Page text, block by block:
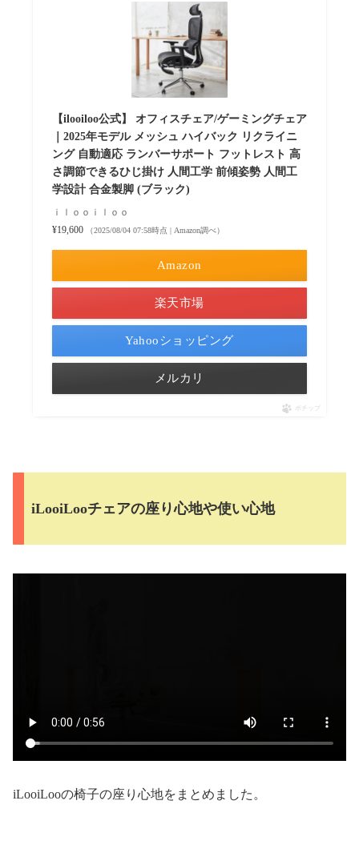
【ilooiloo公式】 オフィスチェア/ゲーミングチェア
｜2025年モデル メッシュ ハイバック リクライニ
ング 自動適応 ランバーサポート フットレスト 高
さ調節できるひじ掛け 人間工学 前傾姿勢 人間工
学設計 合金製脚 (ブラック)
ｉｌｏｏｉｌｏｏ
¥19,600
（2025/08/04 07:58時点 | Amazon調べ）
Amazon
楽天市場
Yahooショッピング
メルカリ
ポチップ
iLooiLooチェアの座り心地や使い心地
iLooiLooの椅子の座り心地をまとめました。